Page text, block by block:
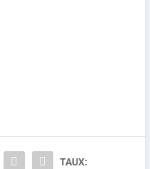
TAUX: